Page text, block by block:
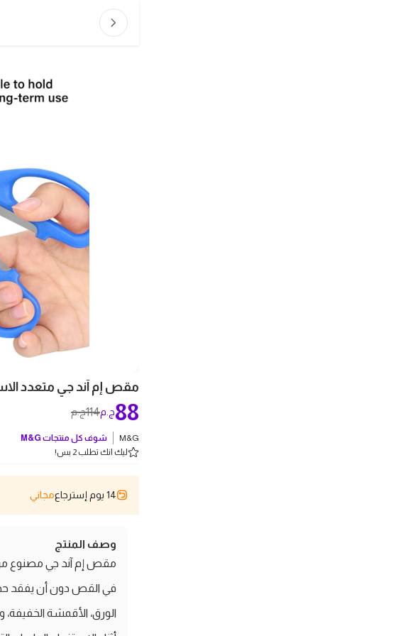
مقص إم آند جي متعدد
114ج.م 88ج.م
‎M&G شوف كل منتجات ‎M&G
ليك انك تطلب 2 بس!
14 يوم إسترجاع مجاني
وصف المنتج
مقص إم آند جي مصنوع من
في القص دون أن يفقد
الورق، الأقمشة